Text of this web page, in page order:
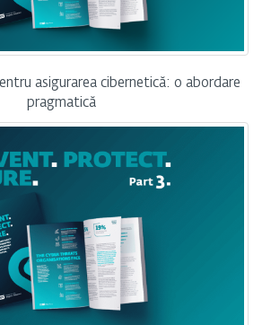
asigurarea cibernetică: o abordare
pragmatică